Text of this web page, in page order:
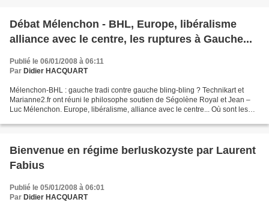
Débat Mélenchon - BHL, Europe, libéralisme
alliance avec le centre, les ruptures à Gauche...
Publié le 06/01/2008 à 06:11
Par Didier HACQUART
Mélenchon-BHL : gauche tradi contre gauche bling-bling ? Technikart et
Marianne2.fr ont réuni le philosophe soutien de Ségolène Royal et Jean –
Luc Mélenchon. Europe, libéralisme, alliance avec le centre... Où sont les
Bienvenue en régime berluskozyste par Laurent
Fabius
Publié le 05/01/2008 à 06:01
Par Didier HACQUART